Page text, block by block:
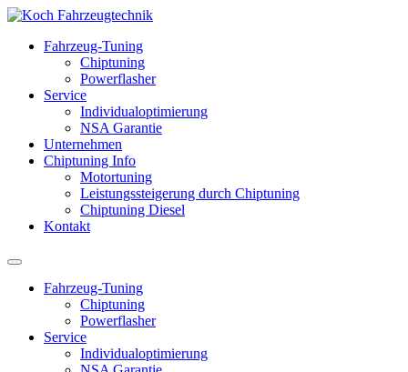
Fahrzeug-Tuning
Chiptuning
Powerflasher
Service
Individualoptimierung
NSA Garantie
Unternehmen
Chiptuning Info
Motortuning
Leistungssteigerung durch Chiptuning
Chiptuning Diesel
Kontakt
Fahrzeug-Tuning
Chiptuning
Powerflasher
Service
Individualoptimierung